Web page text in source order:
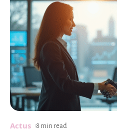
Actus 8 min read